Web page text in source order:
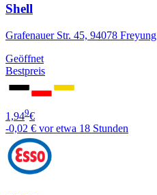
Shell
Grafenauer Str. 45, 94078 Freyung
Geöffnet
Bestpreis
1,949€
-0,02 € vor etwa 18 Stunden